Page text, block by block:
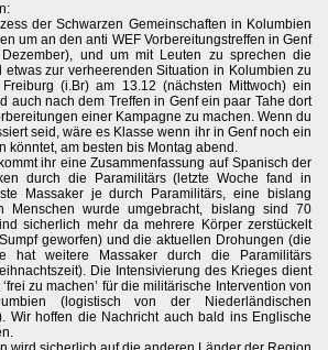
der Schwarzen Gemeinschaften in Kolumbien
um an den anti WEF Vorbereitungstreffen in Genf
und um mit Leuten zu sprechen die
etwas zur verheerenden Situation in Kolumbien zu
(i.Br) am 13.12 (nächsten Mittwoch) ein
auch nach dem Treffen in Genf ein paar Tahe dort
einer Kampagne zu machen. Wenn du
seid, wäre es Klasse wenn ihr in Genf noch ein
könntet, am besten bis Montag abend.
ihr eine Zusammenfassung auf Spanisch der
durch die Paramilitärs (letzte Woche fand in
Massaker je durch Paramilitärs, eine bislang
Menschen wurde umgebracht, bislang sind 70
sicherlich mehr da mehrere Körper zerstückelt
geworfen) und die aktuellen Drohungen (die
hat weitere Massaker durch die Paramilitärs
Die Intensivierung des Krieges dient
zu machen’ für die militärische Intervention von
(logistisch von der Niederländischen
Wir hoffen die Nachricht auch bald ins Englische